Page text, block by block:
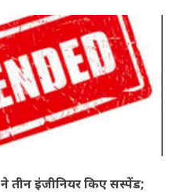
तीन इंजीनियर किए सस्पेंड;